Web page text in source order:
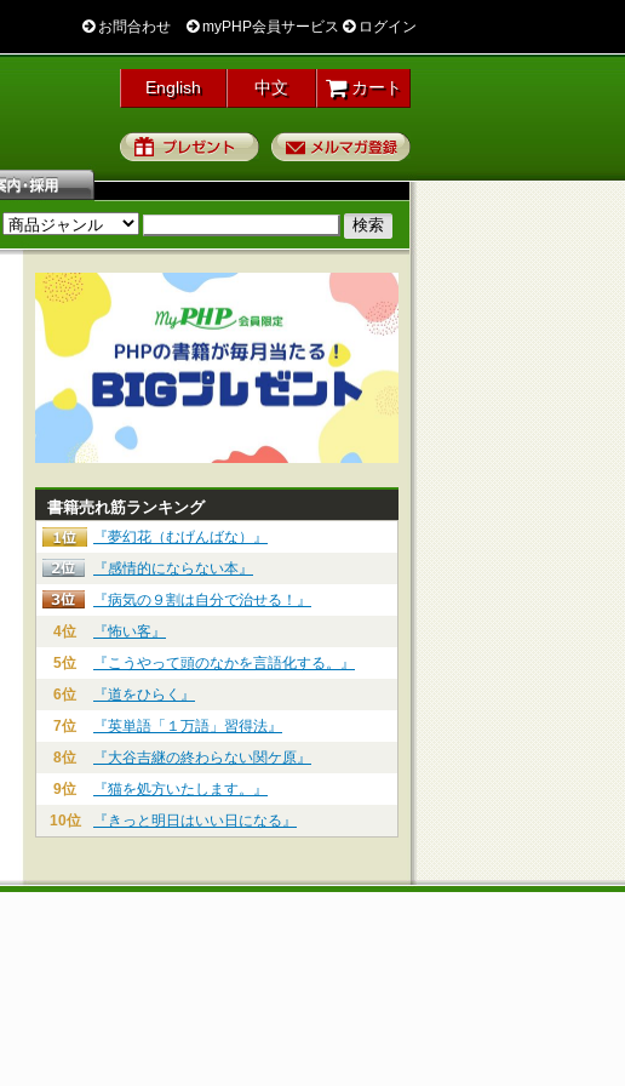
お問合わせ myPHP会員サービス ログイン
English 中文 カート
プレゼント
書籍売れ筋ランキング
『夢幻花（むげんばな）』
『感情的にならない本』
『病気の９割は自分で治せる！』
4位
『怖い客』
5位
『こうやって頭のなかを言語化する。』
6位
『道をひらく』
7位
『英単語「１万語」習得法』
8位
『大谷吉継の終わらない関ケ原』
9位
『猫を処方いたします。』
10位
『きっと明日はいい日になる』